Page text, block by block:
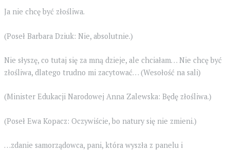
Ja nie chcę być złośliwa.
(Poseł Barbara Dziuk: Nie, absolutnie.)
Nie słyszę, co tutaj się za mną dzieje, ale chciałam… Nie chcę być
złośliwa, dlatego trudno mi zacytować… (Wesołość na sali)
(Minister Edukacji Narodowej Anna Zalewska: Będę złośliwa.)
(Poseł Ewa Kopacz: Oczywiście, bo natury się nie zmieni.)
…zdanie samorządowca, pani, która wyszła z panelu i